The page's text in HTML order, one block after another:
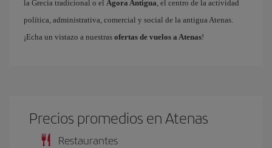
la Grecia tradicional o el Ágora Antigua , el centro de la actividad
política, administrativa, comercial y social de la antigua Atenas.
¡Echa un vistazo a nuestras ofertas de vuelos a Atenas!
Precios promedios en Atenas
Restaurantes